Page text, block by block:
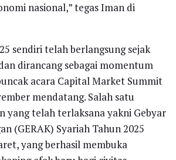
nasional,” tegas Iman di
sendiri telah berlangsung sejak
dirancang sebagai momentum
acara Capital Market Summit
mendatang. Salah satu
yang telah terlaksana yakni Gebyar
(GERAK) Syariah Tahun 2025
yang berhasil membuka